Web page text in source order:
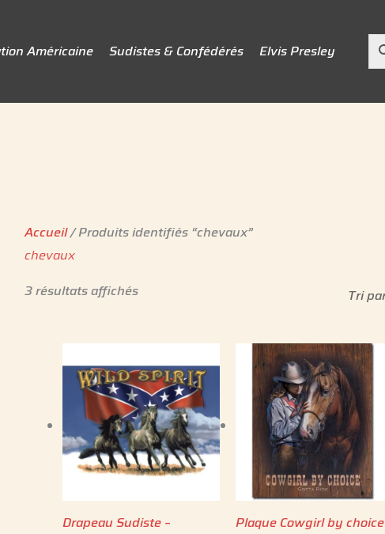
Américaine Sudistes & Confédérés Elvis Presley
Accueil/ Produits identifiés “chevaux”
chevaux
3 résultats affichés
Drapeau Sudiste –
Plaque Cowgirl by choice